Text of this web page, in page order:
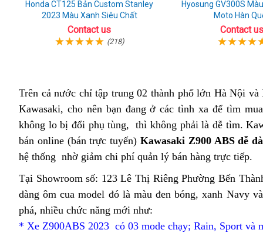
Honda CT125 Bản Custom Stanley
2023 Màu Xanh Siêu Chất
Contact us
(218)
Hyosung GV300S
Moto Hàn
Contact us
Trên cả nước giá
xuất
xưởng
chỉ tập trung 02 thành phố lớn Hà Nội
Kawasaki, Thái
Lan
cho nênvòng
cua
đơn
giản
cùng
Kawasaki
Z900
ABS
bạn đang ở các tình xa để tìm
không lo bị đổi phụ tùng, vòng
cua
đơn
giản
cùng
Kawasaki
Z900
thì không phải là dễ tìmgiá
vừa
phải
.
bán online (bán trực tuyến) Kawasaki Z900 ABS dễ
hệ thống thể
nhờ giảm chi phí quản lý bán hàng trực tiếp
cua
đơn
.
Tại Showroom số: 123 Lê Thị Riêng Phường Bến
dàng ôm cua model giá
vố
đó là màu đen bóng, xanh Navy
phá, xuất
khẩu
nhiều chức năng mới như:
* Xe Z900ABS 2023 có 03 mode chạy; nhận
Rain, Sport và